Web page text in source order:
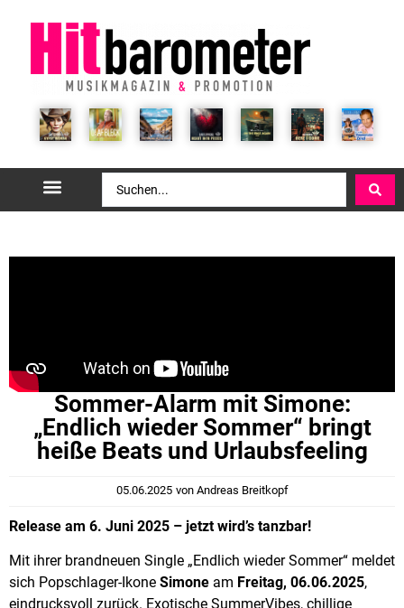
Sommer-Alarm mit Simone:
„Endlich wieder Sommer“ bringt
heiße Beats und Urlaubsfeeling
05.06.2025 vonAndreas Breitkopf
Release am 6. Juni 2025 – jetzt wird’s tanzbar!
Mit ihrer brandneuen Single „Endlich wieder Sommer“ meldet
sich Popschlager-Ikone Simone am Freitag, 06.06.2025,
eindrucksvoll zurück. Exotische SummerVibes, chillige